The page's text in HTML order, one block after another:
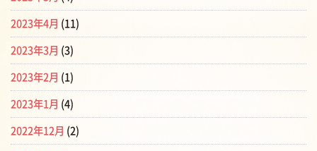
2023年4月 (11)
2023年3月 (3)
2023年2月 (1)
2023年1月 (4)
2022年12月 (2)